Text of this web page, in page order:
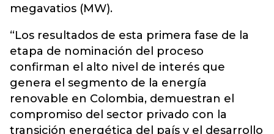
megavatios (MW).
“Los resultados de esta primera fase de la
etapa de nominación del proceso
confirman el alto nivel de interés que
genera el segmento de la energía
renovable en Colombia, demuestran el
compromiso del sector privado con la
transición energética del país y el desarrollo